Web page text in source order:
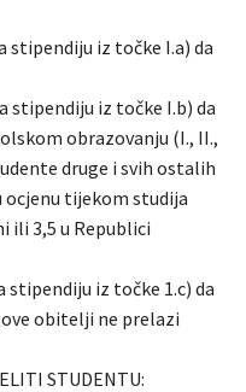
stipendiju iz točke I.a) da
stipendiju iz točke I.b) da
obrazovanju (I., II.,
druge i svih ostalih
ocjenu tijekom studija
ili 3,5 u Republici
stipendiju iz točke 1.c) da
obitelji ne prelazi
STUDENTU: